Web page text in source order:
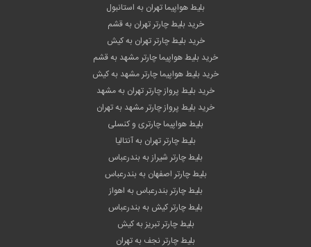
بلیط هواپیما تهران به استانبول
خرید بلیط چارتر تهران به قشم
خرید بلیط چارتر تهران به کیش
خرید بلیط هواپیما چارتر مشهد به قشم
خرید بلیط هواپیما چارتر مشهد به کیش
خرید بلیط پرواز چارتر تهران به مشهد
خرید بلیط پرواز چارتر مشهد به تهران
بلیط هواپیما چارتری و کنسلی
بلیط چارتر تهران به آنتالیا
بلیط چارتر شیراز به بندرعباس
بلیط چارتر اصفهان به بندرعباس
بلیط چارتر بندرعباس به اهواز
بلیط چارتر کیش به بندرعباس
بلیط چارتر تبریز به کیش
بلیط چارتر نجف به تهران